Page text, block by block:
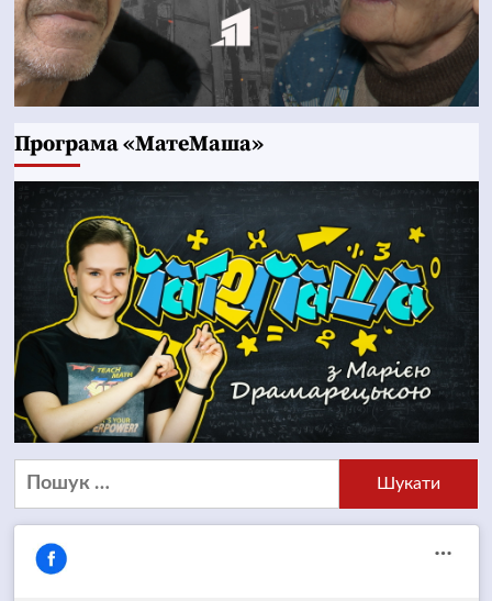
Програма «МатеМаша»
Пошук: